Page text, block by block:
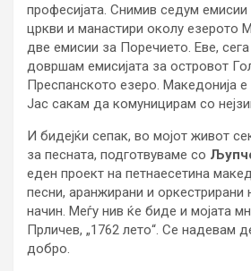
професијата. Снимив седум
цркви и манастири околу езерото
две емисии за Поречието. Еве, сега
довршам емисијата за островот
Преспанското езеро. Македонија е
Јас сакам да комуницирам со
И бидејќи сепак, во мојот живот
за песната, подготвуваме со
еден проект на петнаесетина
песни, аранжирани и оркестрирани
начин. Меѓу нив ќе биде и мојата
Прличев, „1762 лето“. Се надевам
добро.